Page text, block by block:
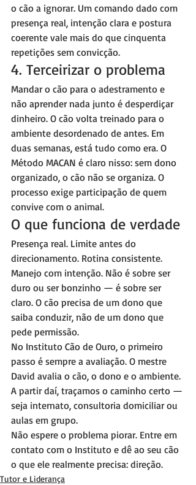
o cão a ignorar. Um comando dado com
presença real, intenção clara e postura
coerente vale mais do que cinquenta
repetições sem convicção.
4. Terceirizar o problema
Mandar o cão para o adestramento e
não aprender nada junto é desperdiçar
dinheiro. O cão volta treinado para o
ambiente desordenado de antes. Em
duas semanas, está tudo como era. O
Método MACAN é claro nisso: sem dono
organizado, o cão não se organiza. O
processo exige participação de quem
convive com o animal.
O que funciona de verdade
Presença real. Limite antes do
direcionamento. Rotina consistente.
Manejo com intenção. Não é sobre ser
duro ou ser bonzinho — é sobre ser
claro. O cão precisa de um dono que
saiba conduzir, não de um dono que
pede permissão.
No Instituto Cão de Ouro, o primeiro
passo é sempre a avaliação. O mestre
David avalia o cão, o dono e o ambiente.
A partir daí, traçamos o caminho certo —
seja internato, consultoria domiciliar ou
aulas em grupo.
Não espere o problema piorar. Entre em
contato com o Instituto e dê ao seu cão
o que ele realmente precisa: direção.
Tutor e Liderança